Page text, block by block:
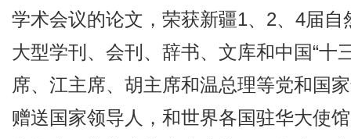
学术会议的论文，荣获新疆1、2、4届
大型学刊、会刊、辞书、文库和中国“十
席、江主席、胡主席和温总理等党和国
赠送国家领导人，和世界各国驻华大使